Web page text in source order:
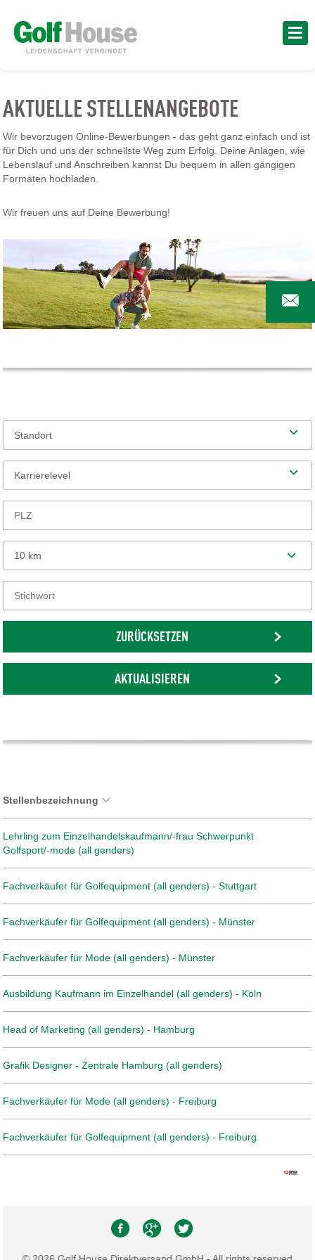
AKTUELLE STELLENANGEBOTE
Wir bevorzugen Online-Bewerbungen - das geht ganz einfach und ist
für Dich und uns der schnellste Weg zum Erfolg. Deine Anlagen, wie
Lebenslauf und Anschreiben kannst Du bequem in allen gängigen
Formaten hochladen.
Wir freuen uns auf Deine Bewerbung!
Standort
Karrierelevel
10 km
ZURÜCKSETZEN
AKTUALISIEREN
Stellenbezeichnung
Lehrling zum Einzelhandelskaufmann/-frau Schwerpunkt
Golfsport/-mode (all genders)
Fachverkäufer für Golfequipment (all genders) - Stuttgart
Fachverkäufer für Golfequipment (all genders) - Münster
Fachverkäufer für Mode (all genders) - Münster
Ausbildung Kaufmann im Einzelhandel (all genders) - Köln
Head of Marketing (all genders) - Hamburg
Grafik Designer - Zentrale Hamburg (all genders)
Fachverkäufer für Mode (all genders) - Freiburg
Fachverkäufer für Golfequipment (all genders) - Freiburg